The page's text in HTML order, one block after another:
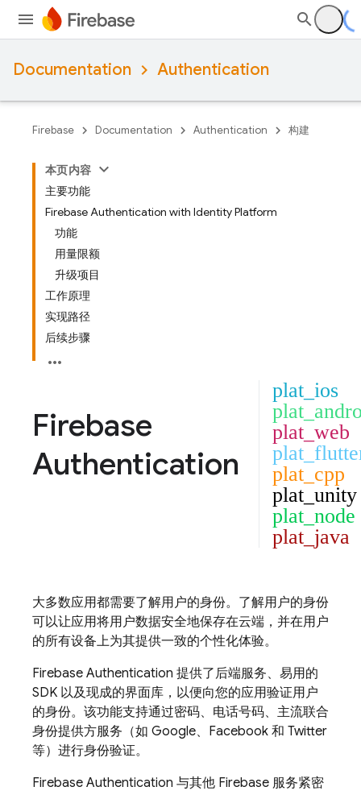
Documentation Authentication
Firebase Documentation Authentication 构建
本页内容
主要功能
Firebase Authentication with Identity Platform
功能
用量限额
升级项目
工作原理
实现路径
后续步骤
Firebase
Authentication
plat_ios
plat_web
plat_cpp
plat_unity
plat_node
plat_java
大多数应用都需要了解用户的身份。了解用户的身份
可以让应用将用户数据安全地保存在云端，并在用户
的所有设备上为其提供一致的个性化体验。
Firebase Authentication 提供了后端服务、易用的
SDK 以及现成的界面库，以便向您的应用验证用户
的身份。该功能支持通过密码、电话号码、主流联合
身份提供方服务（如 Google、Facebook 和 Twitter
等）进行身份验证。
Firebase Authentication 与其他 Firebase 服务紧密